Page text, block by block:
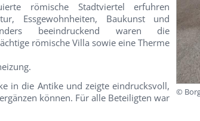
römische Stadtviertel erfuhren
Essgewohnheiten, Baukunst und
beeindruckend waren die
römische Villa sowie eine Therme
in die Antike und zeigte eindrucksvoll,
können. Füralle Beteiligten war
©